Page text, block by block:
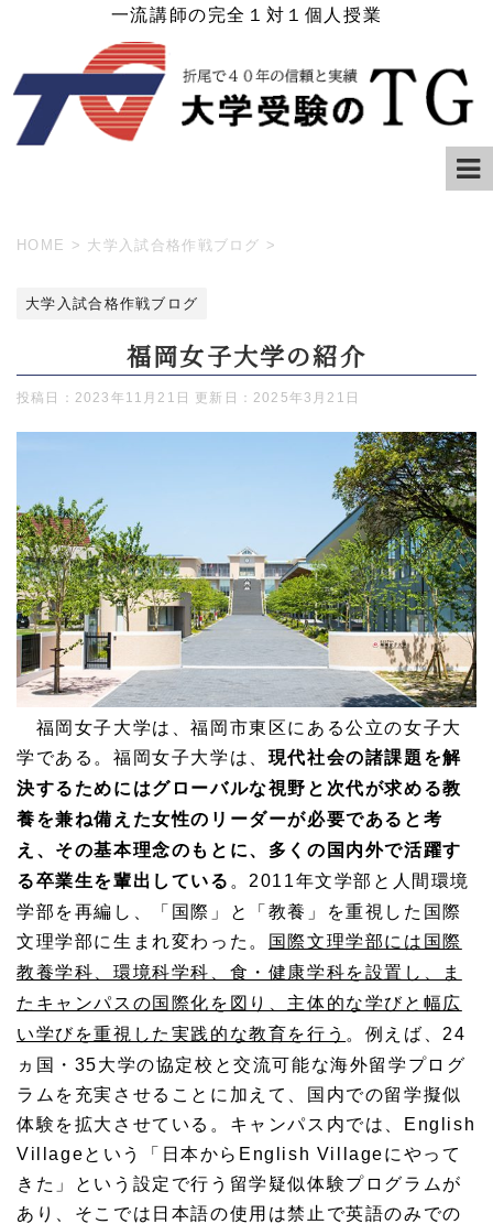
一流講師の完全１対１個人授業
HOME > 大学入試合格作戦ブログ >
大学入試合格作戦ブログ
福岡女子大学の紹介
投稿日：2023年11月21日 更新日： 2025年3月21日
福岡女子大学は、福岡市東区にある公立の女子大
学である。福岡女子大学は、 現代社会の諸課題を解
決するためにはグローバルな視野と次代が求める教
養を兼ね備えた女性のリーダーが必要であると考
え、その基本理念のもとに、多くの国内外で活躍す
る卒業生を輩出している 。2011年文学部と人間環境
学部を再編し、「国際」と「教養」を重視した国際
文理学部に生まれ変わった。
国際文理学部には国際
教養学科、環境科学科、食・健康学科を設置し、ま
たキャンパスの国際化を図り、主体的な学びと幅広
い学びを重視した実践的な教育を行う 。例えば、24
ヵ国・35大学の協定校と交流可能な海外留学プログ
ラムを充実させることに加えて、国内での留学擬似
体験を拡大させている。キャンパス内では、English
Villageという「日本からEnglish Villageにやって
きた」という設定で行う留学疑似体験プログラムが
あり、そこでは日本語の使用は禁止で英語のみでの